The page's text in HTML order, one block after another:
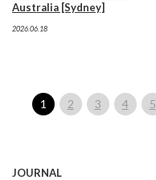
Australia [Sydney]
2026.06.18
1 2 3 4 5
JOURNAL